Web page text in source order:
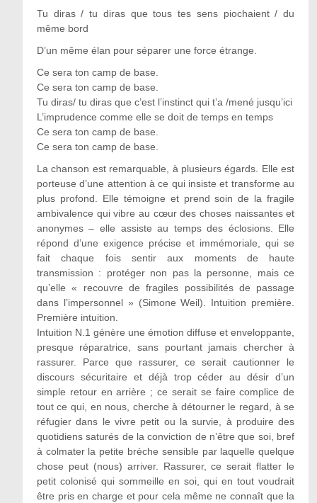
Tu diras / tu diras que tous tes sens piochaient / du
même bord
D’un même élan pour séparer une force étrange.
Ce sera ton camp de base.
Ce sera ton camp de base.
Tu diras/ tu diras que c’est l’instinct qui t’a /mené jusqu’ici
L’imprudence comme elle se doit de temps en temps
Ce sera ton camp de base.
Ce sera ton camp de base.
La chanson est remarquable, à plusieurs égards. Elle est
porteuse d’une attention à ce qui insiste et transforme au
plus profond. Elle témoigne et prend soin de la fragile
ambivalence qui vibre au cœur des choses naissantes et
anonymes – elle assiste au temps des éclosions. Elle
répond d’une exigence précise et immémoriale, qui se
fait chaque fois sentir aux moments de haute
transmission : protéger non pas la personne, mais ce
qu’elle « recouvre de fragiles possibilités de passage
dans l’impersonnel » (Simone Weil). Intuition première.
Première intuition.
Intuition N.1 génère une émotion diffuse et enveloppante,
presque réparatrice, sans pourtant jamais chercher à
rassurer. Parce que rassurer, ce serait cautionner le
discours sécuritaire et déjà trop céder au désir d’un
simple retour en arrière ; ce serait se faire complice de
tout ce qui, en nous, cherche à détourner le regard, à se
réfugier dans le vivre petit ou la survie, à produire des
quotidiens saturés de la conviction de n’être que soi, bref
à colmater la petite brèche sensible par laquelle quelque
chose peut (nous) arriver. Rassurer, ce serait flatter le
petit colonisé qui sommeille en soi, qui en tout voudrait
être pris en charge et pour cela même ne connaît que la